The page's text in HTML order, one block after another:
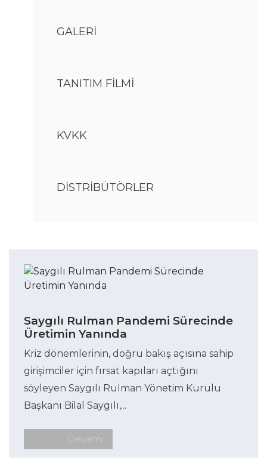
GALERİ
TANITIM FİLMİ
KVKK
DİSTRİBÜTÖRLER
Saygılı Rulman Pandemi Sürecinde
Üretimin Yanında
Kriz dönemlerinin, doğru bakış açısına sahip
girişimciler için fırsat kapıları açtığını
söyleyen Saygılı Rulman Yönetim Kurulu
Başkanı Bilal Saygılı,...
Devamı